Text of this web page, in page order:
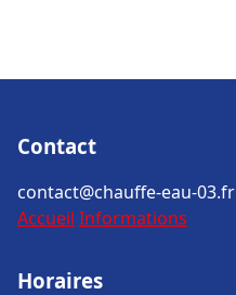
Contact
contact@chauffe-eau-03.fr
Accueil Informations
Horaires